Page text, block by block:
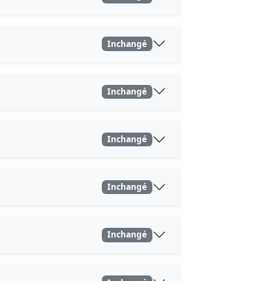
Inchangé
Inchangé
Inchangé
Inchangé
Inchangé